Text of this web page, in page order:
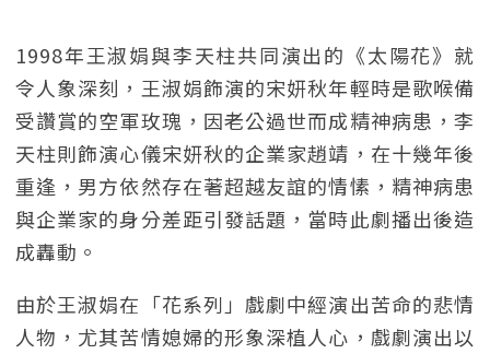
1998年王淑娟與李天柱共同演出的《太陽花》就
令人象深刻，王淑娟飾演的宋妍秋年輕時是歌喉備
受讚賞的空軍玫瑰，因老公過世而成精神病患，李
天柱則飾演心儀宋妍秋的企業家趙靖，在十幾年後
重逢，男方依然存在著超越友誼的情愫，精神病患
與企業家的身分差距引發話題，當時此劇播出後造
成轟動。
由於王淑娟在「花系列」戲劇中經演出苦命的悲情
人物，尤其苦情媳婦的形象深植人心，戲劇演出以